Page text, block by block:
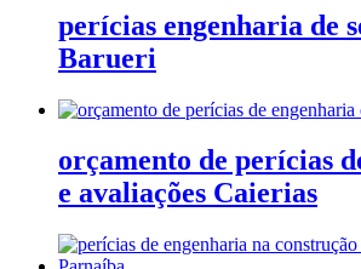
perícias engenharia de
Barueri
orçamento de perícias
e avaliações Caierias